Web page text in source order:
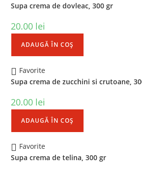
Supa crema de dovleac, 300 gr
20.00 lei
ADAUGĂ ÎN COȘ
Favorite
Supa crema de zucchini si crutoane,
20.00 lei
ADAUGĂ ÎN COȘ
Favorite
Supa crema de telina, 300 gr